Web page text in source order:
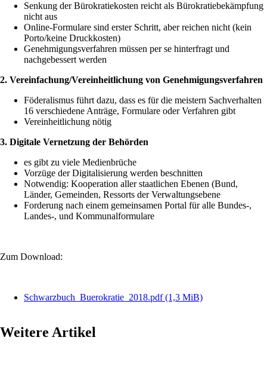
Senkung der Bürokratiekosten reicht als Bürokratiebekämpfung
nicht aus
Online-Formulare sind erster Schritt, aber reichen nicht (kein
Porto/keine Druckkosten)
Genehmigungsverfahren müssen per se hinterfragt und
nachgebessert werden
2. Vereinfachung/Vereinheitlichung von Genehmigungsverfahren
Föderalismus führt dazu, dass es für die meistern Sachverhalten
16 verschiedene Anträge, Formulare oder Verfahren gibt
Vereinheitlichung nötig
3. Digitale Vernetzung der Behörden
es gibt zu viele Medienbrüche
Vorzüge der Digitalisierung werden beschnitten
Notwendig: Kooperation aller staatlichen Ebenen (Bund,
Länder, Gemeinden, Ressorts der Verwaltungsebene
Forderung nach einem gemeinsamen Portal für alle Bundes-,
Landes-, und Kommunalformulare
Zum Download:
Schwarzbuch_Buerokratie_2018.pdf(1,3 MiB)
Weitere Artikel